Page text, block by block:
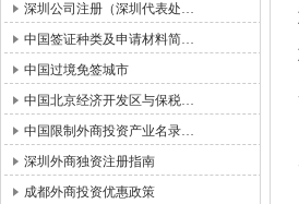
深圳公司注册（深圳代表处…
中国签证种类及申请材料简…
中国过境免签城市
中国北京经济开发区与保税…
中国限制外商投资产业名录…
深圳外商独资注册指南
成都外商投资优惠政策